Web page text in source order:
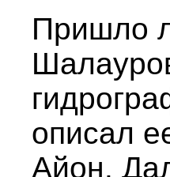
Пришло
описал
Айон.